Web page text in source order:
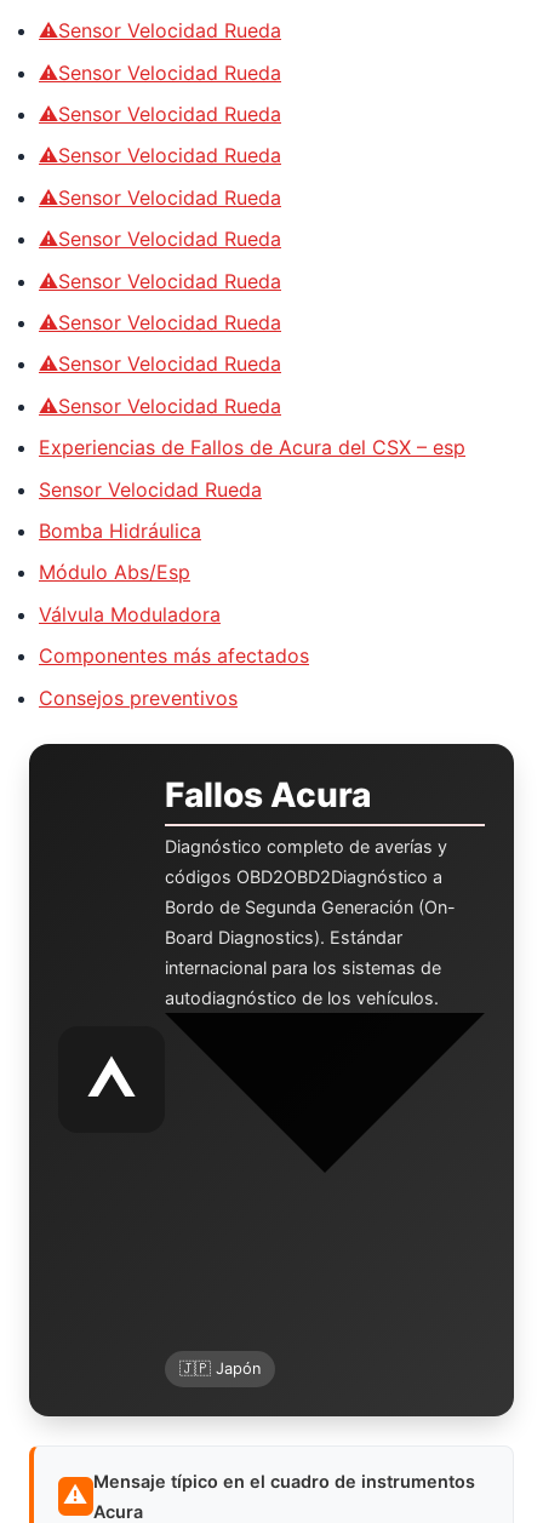
⚠️Sensor Velocidad Rueda
⚠️Sensor Velocidad Rueda
⚠️Sensor Velocidad Rueda
⚠️Sensor Velocidad Rueda
⚠️Sensor Velocidad Rueda
⚠️Sensor Velocidad Rueda
⚠️Sensor Velocidad Rueda
⚠️Sensor Velocidad Rueda
⚠️Sensor Velocidad Rueda
⚠️Sensor Velocidad Rueda
Experiencias de Fallos de Acura del CSX – esp
Sensor Velocidad Rueda
Bomba Hidráulica
Módulo Abs/Esp
Válvula Moduladora
Componentes más afectados
Consejos preventivos
Fallos Acura
Diagnóstico completo de averías y
códigos OBD2OBD2Diagnóstico a
Bordo de Segunda Generación (On-
Board Diagnostics). Estándar
internacional para los sistemas de
autodiagnóstico de los vehículos.
🇯🇵 Japón
⚠ Mensaje típico en el cuadro de instrumentos
Acura